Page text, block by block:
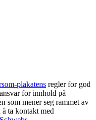
plakatens regler for god
for innhold på
som mener seg rammet av
ta kontakt med